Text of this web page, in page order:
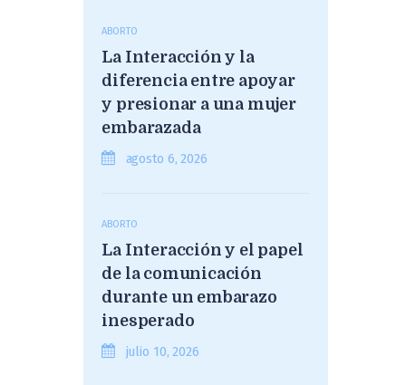
ABORTO
La Interacción y la
diferencia entre apoyar
y presionar a una mujer
embarazada
agosto 6, 2026
ABORTO
La Interacción y el papel
de la comunicación
durante un embarazo
inesperado
julio 10, 2026